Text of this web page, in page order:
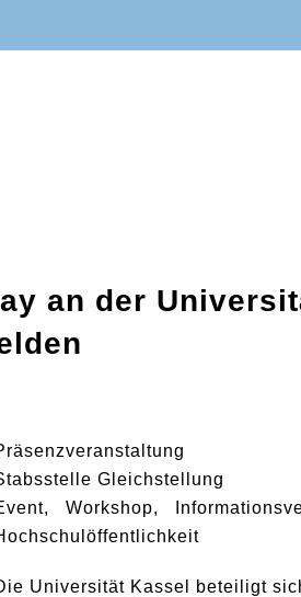
an der
Gleichstellung
Workshop
Universität Kassel beteiligt